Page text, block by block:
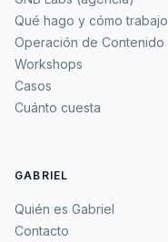
Qué hago y cómo trabajo
Operación de Contenido
Workshops
Casos
Cuánto cuesta
GABRIEL
Quién es Gabriel
Contacto